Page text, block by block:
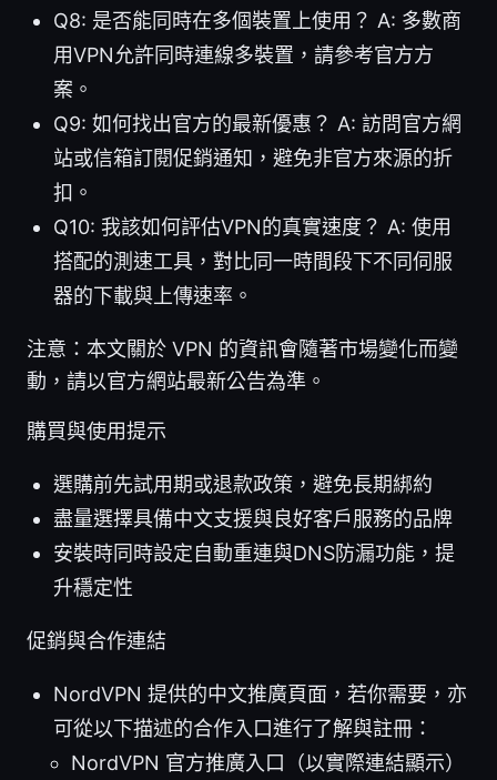
Q8: 是否能同時在多個裝置上使用？ A: 多數商
用VPN允許同時連線多裝置，請參考官方方
案。
Q9: 如何找出官方的最新優惠？ A: 訪問官方網
站或信箱訂閱促銷通知，避免非官方來源的折
扣。
Q10: 我該如何評估VPN的真實速度？ A: 使用
搭配的測速工具，對比同一時間段下不同伺服
器的下載與上傳速率。
注意：本文關於 VPN 的資訊會隨著市場變化而變
動，請以官方網站最新公告為準。
購買與使用提示
選購前先試用期或退款政策，避免長期綁約
盡量選擇具備中文支援與良好客戶服務的品牌
安裝時同時設定自動重連與DNS防漏功能，提
升穩定性
促銷與合作連結
NordVPN 提供的中文推廣頁面，若你需要，亦
可從以下描述的合作入口進行了解與註冊：
NordVPN 官方推廣入口（以實際連結顯示）